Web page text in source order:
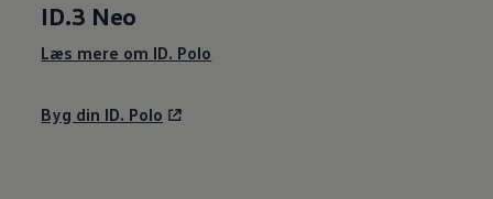
ID.3 Neo
Læs mere om ID. Polo
Byg din ID. Polo